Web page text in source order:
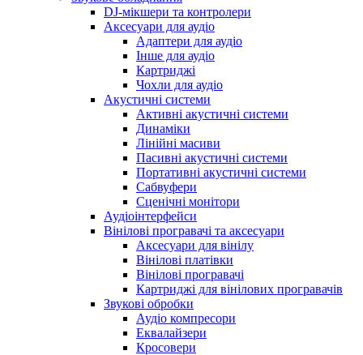
DJ-мікшери та контролери
Аксесуари для аудіо
Адаптери для аудіо
Інше для аудіо
Картриджі
Чохли для аудіо
Акустичні системи
Активні акустичні системи
Динаміки
Лінійні масиви
Пасивні акустичні системи
Портативні акустичні системи
Сабвуфери
Сценічні монітори
Аудіоінтерфейси
Вінілові програвачі та аксесуари
Аксесуари для вінілу
Вінілові платівки
Вінілові програвачі
Картриджі для вінілових програвачів
Звукові обробки
Аудіо компресори
Еквалайзери
Кросовери